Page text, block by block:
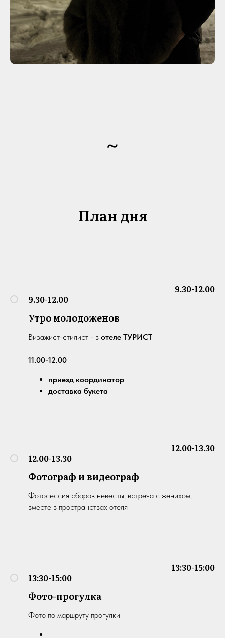
~
План дня
9.30-12.00
9.30-12.00
Утро молодоженов
Визажист-стилист - в отеле ТУРИСТ
11.00-12.00
приезд координатор
доставка букета
12.00-13.30
12.00-13.30
Фотограф и видеограф
Фотосессия сборов невесты, встреча с женихом,
вместе в пространствах отеля
13:30-15:00
13:30-15:00
Фото-прогулка
Фото по маршруту прогулки